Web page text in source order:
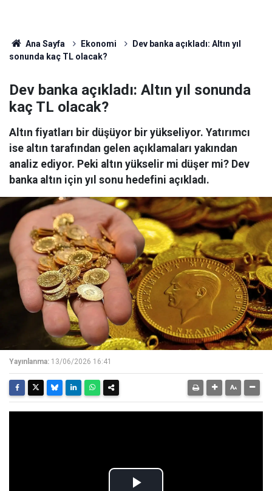
Ana Sayfa Ekonomi
Dev banka açıkladı: Altın yıl
sonunda kaç TL olacak?
Dev banka açıkladı: Altın yıl sonunda
kaç TL olacak?
Altın fiyatları bir düşüyor bir yükseliyor. Yatırımcı
ise altın tarafından gelen açıklamaları yakından
analiz ediyor. Peki altın yükselir mi düşer mi? Dev
banka altın için yıl sonu hedefini açıkladı.
Yayınlanma: 13/06/2026 16:41